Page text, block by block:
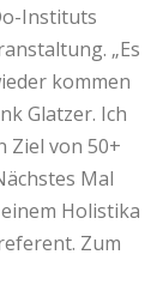
Instituts
„Es
kommen
Glatzer. Ich
Ziel von 50+
Mal
Holistika
Zum